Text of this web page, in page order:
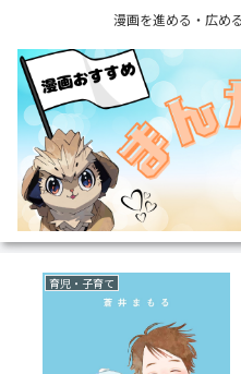
漫画を進める・広め
育児・子育て